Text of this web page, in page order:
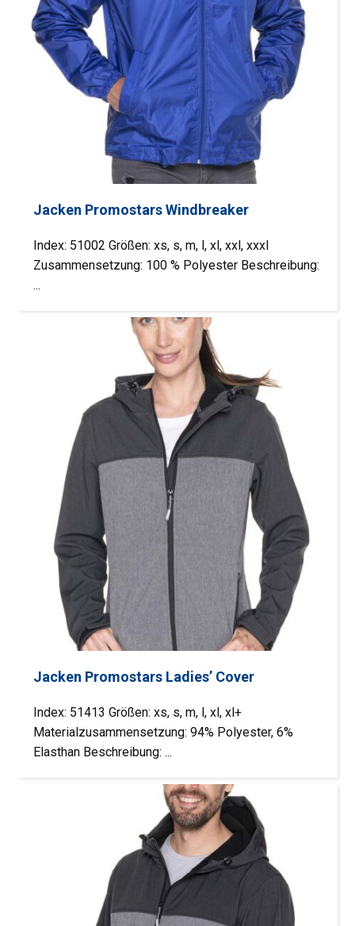
Jacken Promostars Windbreaker
Index: 51002 Größen: xs, s, m, l, xl, xxl, xxxl
Zusammensetzung: 100 % Polyester Beschreibung:
...
Jacken Promostars Ladies’ Cover
Index: 51413 Größen: xs, s, m, l, xl, xl+
Materialzusammensetzung: 94% Polyester, 6%
Elasthan Beschreibung: ...